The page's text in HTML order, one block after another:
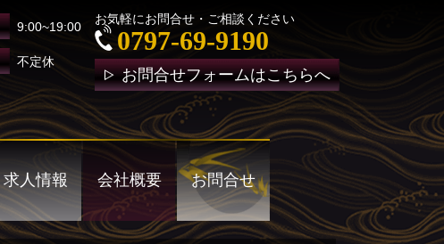
9:00~19:00
不定休
お気軽にお問合せ・ご相談ください
0797-69-9190
お問合せフォームはこちらへ
求人情報 会社概要 お問合せ